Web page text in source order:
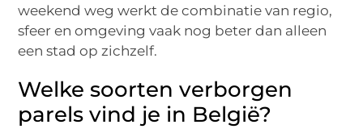
weekend weg werkt de combinatie van regio,
sfeer en omgeving vaak nog beter dan alleen
een stad op zichzelf.
Welke soorten verborgen
parels vind je in België?